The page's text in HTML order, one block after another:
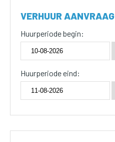
VERHUUR AANVRAAG
Huurperiode begin:
Huurperiode eind: